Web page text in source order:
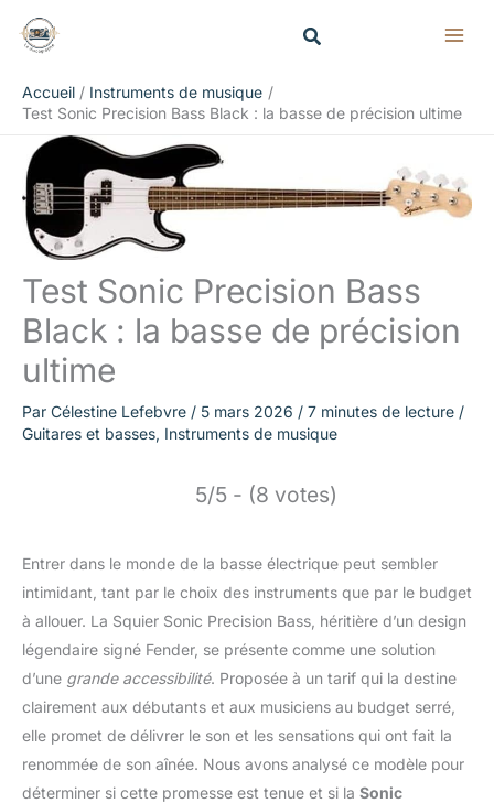
Accueil
Instruments de musique
Test Sonic Precision Bass Black : la basse de précision ultime
Test Sonic Precision Bass
Black : la basse de précision
ultime
Par Célestine Lefebvre / 5 mars 2026 / 7 minutes de lecture /
Guitares et basses, Instruments de musique
5/5 - (8 votes)
Entrer dans le monde de la basse électrique peut sembler
intimidant, tant par le choix des instruments que par le budget
à allouer. La Squier Sonic Precision Bass, héritière d’un design
légendaire signé Fender, se présente comme une solution
d’une grande accessibilité. Proposée à un tarif qui la destine
clairement aux débutants et aux musiciens au budget serré,
elle promet de délivrer le son et les sensations qui ont fait la
renommée de son aînée. Nous avons analysé ce modèle pour
déterminer si cette promesse est tenue et si la Sonic
Rechercher